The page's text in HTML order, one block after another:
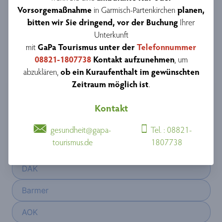
Die heilklimatische Bewegungstherapie gibt es ausschließlich in
Garmisch-Partenkirchen, nähere Informationen und den genauen
Ablauf findest du auf unserer Seite "Wandern auf Rezept
Vorsorgemaßnahmein Garmisch-Partenkirchen planen,
bitten wir Sie dringend, vor der Buchung Ihrer
Unterkunft
mitGaPa Tourismus unter derTelefonnummer
08821-1807738 Kontakt aufzunehmen, um
abzuklären, ob ein Kuraufenthalt im gewünschten
Zeitraum möglich ist.
Kontakt
gesundheit@gapa-
tourismus.de
Tel. : 08821-
1807738